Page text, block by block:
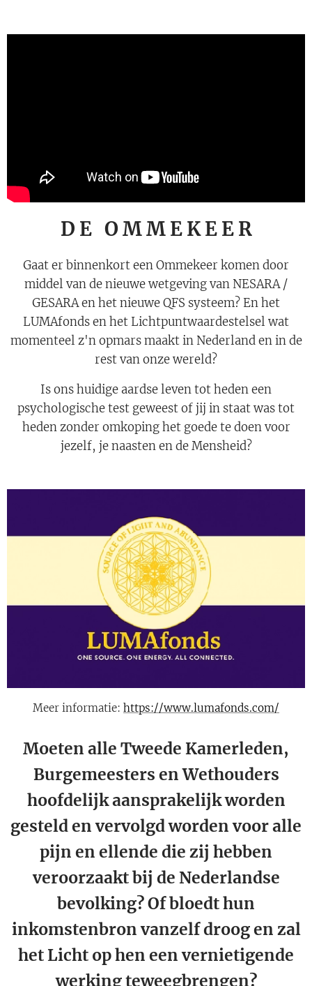
D E O M M E K E E R
Gaat er binnenkort een Ommekeer komen door
middel van de nieuwe wetgeving van NESARA /
GESARA en het nieuwe QFS systeem? En het
LUMAfonds en het Lichtpuntwaardestelsel wat
momenteel z'n opmars maakt in Nederland en in de
rest van onze wereld?
Is ons huidige aardse leven tot heden een
psychologische test geweest of jij in staat was tot
heden zonder omkoping het goede te doen voor
jezelf, je naasten en de Mensheid?
Meer informatie: https://www.lumafonds.com/
Moeten alle Tweede Kamerleden,
Burgemeesters en Wethouders
hoofdelijk aansprakelijk worden
gesteld en vervolgd worden voor alle
pijn en ellende die zij hebben
veroorzaakt bij de Nederlandse
bevolking? Of bloedt hun
inkomstenbron vanzelf droog en zal
het Licht op hen een vernietigende
werking teweegbrengen?